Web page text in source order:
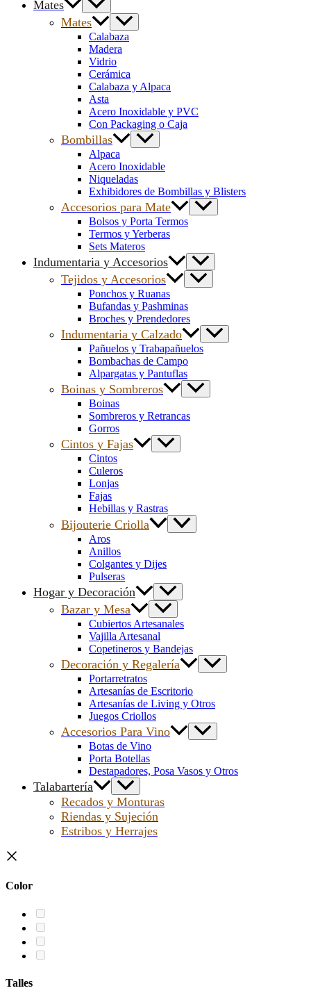
Mates
Mates
Calabaza
Madera
Vidrio
Cerámica
Calabaza y Alpaca
Asta
Acero Inoxidable y PVC
Con Packaging o Caja
Bombillas
Alpaca
Acero Inoxidable
Niqueladas
Exhibidores de Bombillas y Blisters
Accesorios para Mate
Bolsos y Porta Termos
Termos y Yerberas
Sets Materos
Indumentaria y Accesorios
Tejidos y Accesorios
Ponchos y Ruanas
Bufandas y Pashminas
Broches y Prendedores
Indumentaria y Calzado
Pañuelos y Trabapañuelos
Bombachas de Campo
Alpargatas y Pantuflas
Boinas y Sombreros
Boinas
Sombreros y Retrancas
Gorros
Cintos y Fajas
Cintos
Culeros
Lonjas
Fajas
Hebillas y Rastras
Bijouterie Criolla
Aros
Anillos
Colgantes y Dijes
Pulseras
Hogar y Decoración
Bazar y Mesa
Cubiertos Artesanales
Vajilla Artesanal
Copetineros y Bandejas
Decoración y Regalería
Portarretratos
Artesanías de Escritorio
Artesanías de Living y Otros
Juegos Criollos
Accesorios Para Vino
Botas de Vino
Porta Botellas
Destapadores, Posa Vasos y Otros
Talabartería
Recados y Monturas
Riendas y Sujeción
Estribos y Herrajes
Color
Talles